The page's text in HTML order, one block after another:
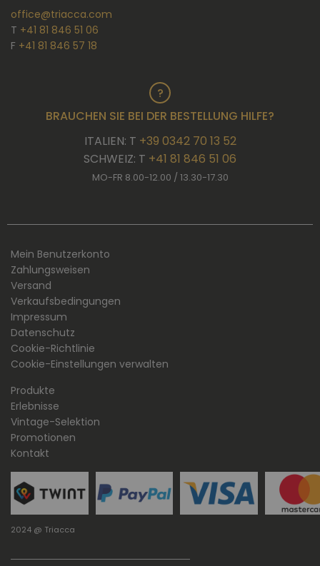
office@triacca.com
T +41 81 846 51 06
F +41 81 846 57 18
BRAUCHEN SIE BEI DER BESTELLUNG HILFE?
ITALIEN: T +39 0342 70 13 52
SCHWEIZ: T +41 81 846 51 06
MO-FR 8.00-12.00 / 13.30-17.30
Mein Benutzerkonto
Zahlungsweisen
Versand
Verkaufsbedingungen
Impressum
Datenschutz
Cookie-Richtlinie
Cookie-Einstellungen verwalten
Produkte
Erlebnisse
Vintage-Selektion
Promotionen
Kontakt
2024 @ Triacca